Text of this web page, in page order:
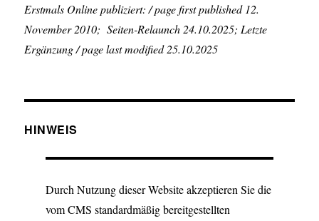
Erstmals Online publiziert: / page first published 12.
November 2010; Seiten-Relaunch 24.10.2025; Letzte
Ergänzung / page last modified 25.10.2025
HINWEIS
Durch Nutzung dieser Website akzeptieren Sie die
vom CMS standardmäßig bereitgestellten